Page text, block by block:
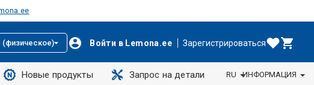
Войти в Lemona.ee Зарегистрироваться
Новые продукты Запрос на детали RU ИНФОРМАЦИЯ